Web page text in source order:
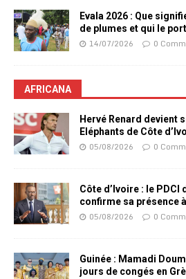
Evala 2026 : Que
de plumes et qui le
14/07/2026 0
AFRICANA
Hervé Renard devient
Eléphants de Côte
05/08/2026 0
Côte d’Ivoire : le PDCI
confirme sa présence
05/08/2026 0
Guinée : Mamadi
jours de congés en